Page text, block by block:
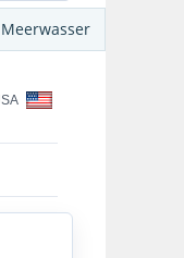
Meerwasser